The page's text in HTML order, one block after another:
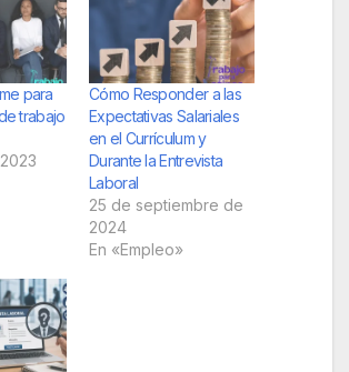
para
trabajo
Cómo Responder a las
Expectativas Salariales
en el Currículum y
Durante la Entrevista
Laboral
25 de septiembre de
2024
En «Empleo»